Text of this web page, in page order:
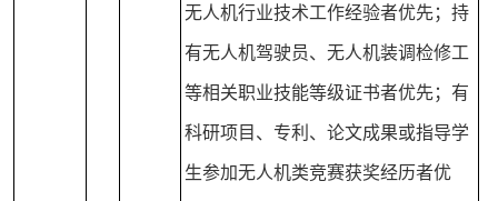
无人机行业技术工作经验者优先；持
有无人机驾驶员、无人机装调检修工
等相关职业技能等级证书者优先；有
科研项目、专利、论文成果或指导学
生参加无人机类竞赛获奖经历者优